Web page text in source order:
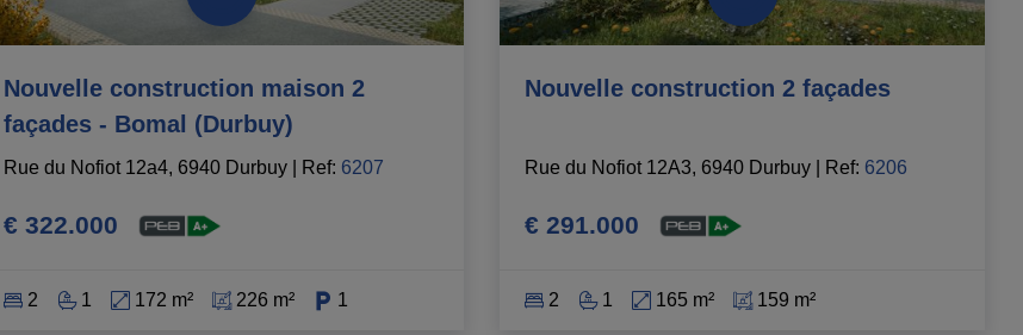
Nouvelle construction maison 2
façades - Bomal (Durbuy)
Rue du Nofiot 12a4, 6940 Durbuy Ref: 6207
€ 322.000
2 1 172 m² 226 m² 1
Nouvelle construction 2 façades
Rue du Nofiot 12A3, 6940 Durbuy Ref: 6206
€ 291.000
2 1 165 m² 159 m²